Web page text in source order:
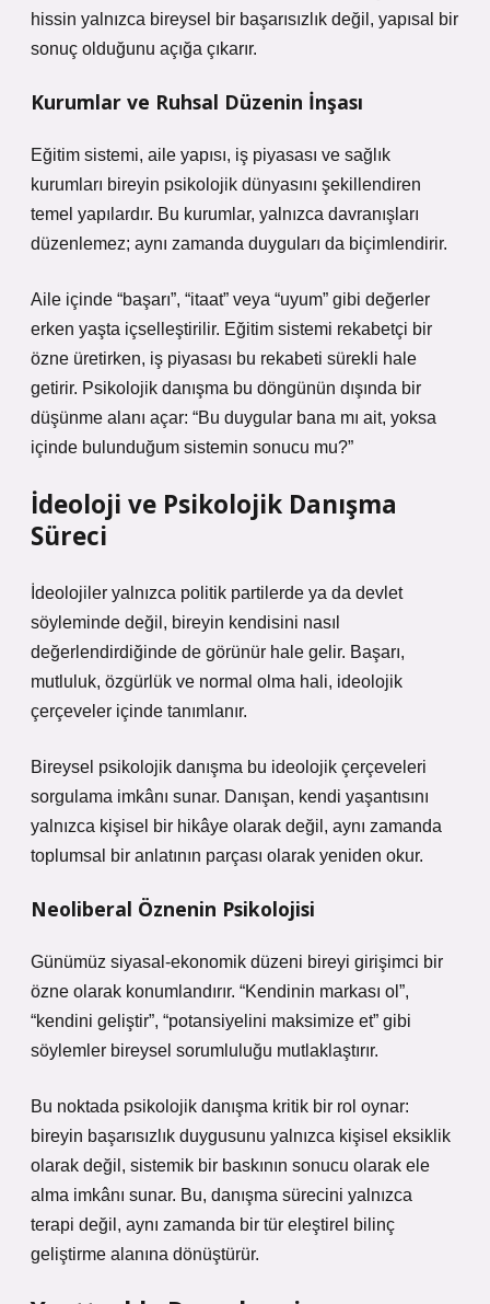
hissin yalnızca bireysel bir başarısızlık değil, yapısal bir
sonuç olduğunu açığa çıkarır.
Kurumlar ve Ruhsal Düzenin İnşası
Eğitim sistemi, aile yapısı, iş piyasası ve sağlık
kurumları bireyin psikolojik dünyasını şekillendiren
temel yapılardır. Bu kurumlar, yalnızca davranışları
düzenlemez; aynı zamanda duyguları da biçimlendirir.
Aile içinde “başarı”, “itaat” veya “uyum” gibi değerler
erken yaşta içselleştirilir. Eğitim sistemi rekabetçi bir
özne üretirken, iş piyasası bu rekabeti sürekli hale
getirir. Psikolojik danışma bu döngünün dışında bir
düşünme alanı açar: “Bu duygular bana mı ait, yoksa
içinde bulunduğum sistemin sonucu mu?”
İdeoloji ve Psikolojik Danışma
Süreci
İdeolojiler yalnızca politik partilerde ya da devlet
söyleminde değil, bireyin kendisini nasıl
değerlendirdiğinde de görünür hale gelir. Başarı,
mutluluk, özgürlük ve normal olma hali, ideolojik
çerçeveler içinde tanımlanır.
Bireysel psikolojik danışma bu ideolojik çerçeveleri
sorgulama imkânı sunar. Danışan, kendi yaşantısını
yalnızca kişisel bir hikâye olarak değil, aynı zamanda
toplumsal bir anlatının parçası olarak yeniden okur.
Neoliberal Öznenin Psikolojisi
Günümüz siyasal-ekonomik düzeni bireyi girişimci bir
özne olarak konumlandırır. “Kendinin markası ol”,
“kendini geliştir”, “potansiyelini maksimize et” gibi
söylemler bireysel sorumluluğu mutlaklaştırır.
Bu noktada psikolojik danışma kritik bir rol oynar:
bireyin başarısızlık duygusunu yalnızca kişisel eksiklik
olarak değil, sistemik bir baskının sonucu olarak ele
alma imkânı sunar. Bu, danışma sürecini yalnızca
terapi değil, aynı zamanda bir tür eleştirel bilinç
geliştirme alanına dönüştürür.